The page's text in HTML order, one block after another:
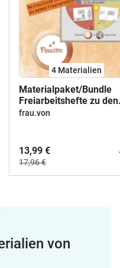
4 Materialien
Materialpaket/Bundle
Freiarbeitshefte zu den
Jahreszeiten
frau.von
13,99 €
17,96 €
von